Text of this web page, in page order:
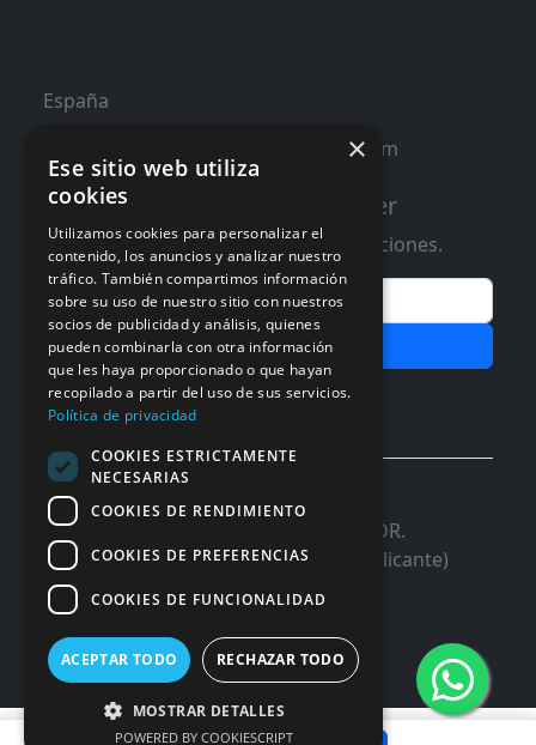
España
contacto@distribucioninformatica.com
Suscribete a nuestro Newsletter
Te informaremos de ofertas y promociones.
Email
Subscribir
Aceptar Politica dePrivacidad
© 2026 InforSystem Programacion y
Aplicaciones, S.L. CIF: B54337985 | C/DR.
Marañon, 17 Local 5 | 03680 - ASPE (Alicante)
×
Ese sitio web utiliza
cookies
Utilizamos cookies para personalizar el
contenido, los anuncios y analizar nuestro
tráfico. También compartimos información
sobre su uso de nuestro sitio con nuestros
socios de publicidad y análisis, quienes
pueden combinarla con otra información
que les haya proporcionado o que hayan
recopilado a partir del uso de sus servicios.
Política de privacidad
COOKIES ESTRICTAMENTE
NECESARIAS
COOKIES DE RENDIMIENTO
COOKIES DE PREFERENCIAS
COOKIES DE FUNCIONALIDAD
ACEPTAR TODO RECHAZAR TODO
MOSTRAR DETALLES
POWERED BY COOKIESCRIPT